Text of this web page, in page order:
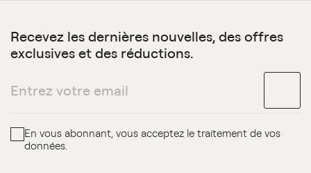
Recevez les dernières nouvelles, des offres
exclusives et des réductions.
En vous abonnant, vous acceptez le traitement de vos
données.